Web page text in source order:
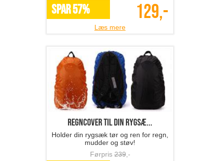
SPAR 57% 129,-
Læs mere
Regncover til din rygsæ...
Holder din rygsæk tør og ren for regn,
mudder og støv!
Førpris239,-